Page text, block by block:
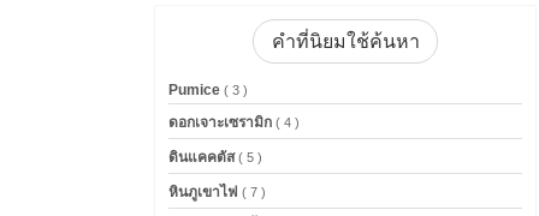
คำที่นิยมใช้ค้นหา
Pumice ( 3 )
ดอกเจาะเซรามิก ( 4 )
ดินแคคตัส( 5 )
หินภูเขาไฟ ( 7 )